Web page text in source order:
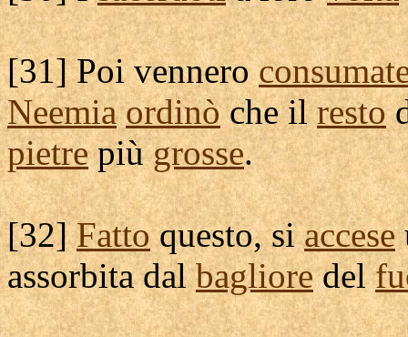
[31] Poi vennero
Neemia ordinòche ilresto
pietrepiùgrosse.
[32]Fattoquesto, siaccese
assorbitadalbaglioredel